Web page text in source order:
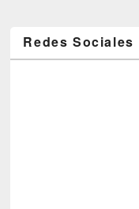
Redes Sociales